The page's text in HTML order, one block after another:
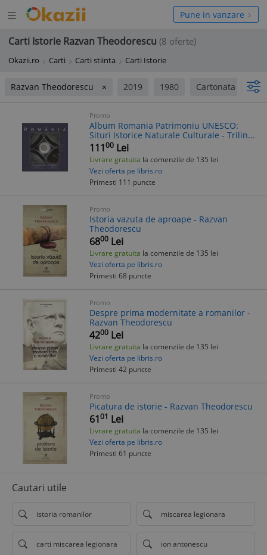
Deschide
meniul
Pune in vanzare
Carti Istorie Razvan Theodorescu (8 oferte)
Okazii.ro Carti Carti stiinta Carti Istorie
Razvan Theodorescu 2019 1980 Cartonata
Promo
Album Romania Patrimoniu UNESCO:
Situri Istorice Naturale Culturale - Trilingv
Romana Franceza Engleza
11100 Lei
Livrare gratuita la comenzile de 135 lei
Vezi oferta pe libris.ro
Primesti 111 puncte
Promo
Istoria vazuta de aproape - Razvan
Theodorescu
6800 Lei
Livrare gratuita la comenzile de 135 lei
Vezi oferta pe libris.ro
Primesti 68 puncte
Promo
Despre prima modernitate a romanilor -
Razvan Theodorescu
4200 Lei
Livrare gratuita la comenzile de 135 lei
Vezi oferta pe libris.ro
Primesti 42 puncte
Promo
Picatura de istorie - Razvan Theodorescu
6101 Lei
Livrare gratuita la comenzile de 135 lei
Vezi oferta pe libris.ro
Primesti 61 puncte
Cautari utile
istoria romanilor miscarea legionara
carti miscarea legionara ion antonescu